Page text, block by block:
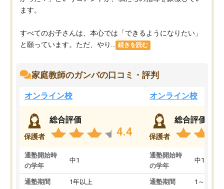
ます。
すべてのお子さんは、本心では「できるようになりたい」
と願っています。ただ、やり...
続きを読む
家庭教師のガンバの口コミ・評判
オンライン校
保護者
総合評価
4.4
通塾開始時
の学年
中1
通塾期間 1年以上
オンライン校
保護者
総合評価
通塾開始時
の学年
中1
通塾期間 1～3ヵ月